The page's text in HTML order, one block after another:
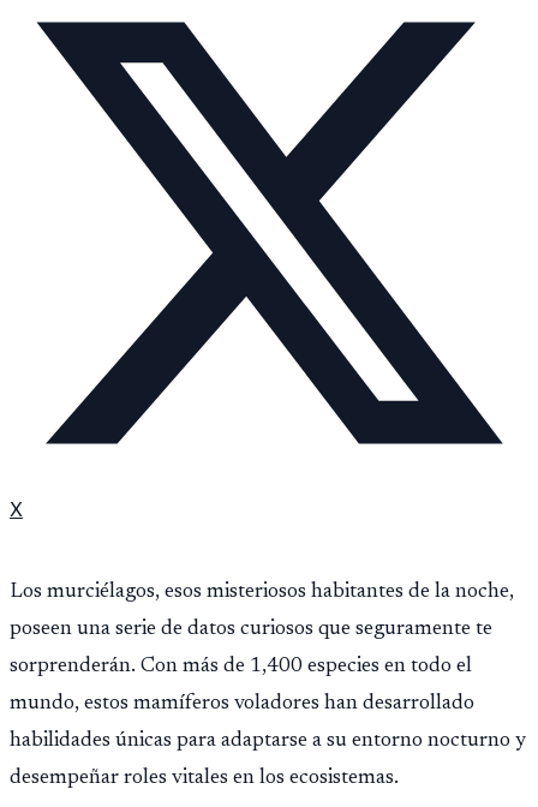
X
Los murciélagos, esos misteriosos habitantes de la noche,
poseen una serie de datos curiosos que seguramente te
sorprenderán. Con más de 1,400 especies en todo el
mundo, estos mamíferos voladores han desarrollado
habilidades únicas para adaptarse a su entorno nocturno y
desempeñar roles vitales en los ecosistemas.